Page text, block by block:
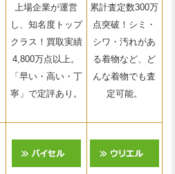
上場企業が運営
し、知名度トップ
クラス！買取実績
4,800万点以上。
「早い・高い・丁
寧」で定評あり。
累計査定数300万
点突破！シミ・
シワ・汚れがあ
る着物など、ど
んな着物でも査
定可能。